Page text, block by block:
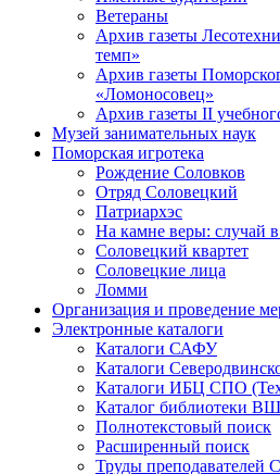
Ветераны
Архив газеты
темп»
Архив газеты
«Ломоносовец»
Архив газеты II
Музей занимательных наук
Поморская игротека
Рождение Соловков
Отряд Соловецкий
Патриархэс
На камне веры: случай
Соловецкий квартет
Соловецкие лица
Ломми
Организация и проведение
Электронные каталоги
Каталоги САФУ
Каталоги
Каталоги ИБЦ СПО
Каталог библиотеки
Полнотекстовый поиск
Расширенный поиск
Труды преподавателей